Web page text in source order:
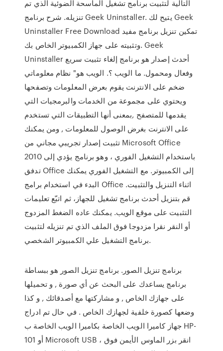
التالية لتثبيت برنامج تشغيل الماسحة الضوئية الذي تم
تنزيله. شرح برنامج Geek Uninstaller. يتيح لك Geek
Uninstaller Free Download تمكين تنزيل برنامج مفيد
وتثبيته على جهاز الكمبيوتر الخاص بك. Geek
Uninstaller أحدث إصدار هو برنامج إلغاء تثبيت سريع
وفعال ومحمول. ما الويب ؟. الويب هو" نظام معلوماتي
ضخم على الانترنت يقوم بعرض المعلومات وتصفحها
ويحتوي على مجموعة من الخدمات والبرمجيات التي
يقدمها للمتصفح ,بمعنى أنها التطبيقات التي تستخدم
على الانترنت بغرض الوصول للمعلومات , ومن يمكنك
تثبيت إصدار تجريبي مجاني من Microsoft Office
2010 باستخدام التشغيل الفوري ، وهو برنامج يؤدي إلى
تدفق Office إلى الكمبيوتر. مع التشغيل الفوري يمكنك
البدء في استخدام برامج Office اثناء التنزيل والتثبيت.
قم بتنزيل أحدث برنامج تشغيل للجهاز، ثم اتبّع تعليمات
التثبيت على موقع الويب. يمكنك عاده الضغط المزدوج
أو النقر نقرا مزدوجا فوق الملف الذي تم تنزيله لتثبيت
برنامج التشغيل علي الكمبيوتر الشخصي.
برنامج تنزيل الصور. برنامج تنزيل الصور هو ببساطة
برنامج يساعدك على البحث عن أي صورة , و تحميلها
على جهازك الخاص , و مشاركتها مع أصدقائك , و كذا
وضعها كصورة خلفية لجهازك الخاص . في حال تم ادراج
جهاز كاميرا الويب الخاصة بكاميرا الويب الخاصة ب HP-
101 أو Microsoft USB ، انقر بزر الماوس الأيمن فوق